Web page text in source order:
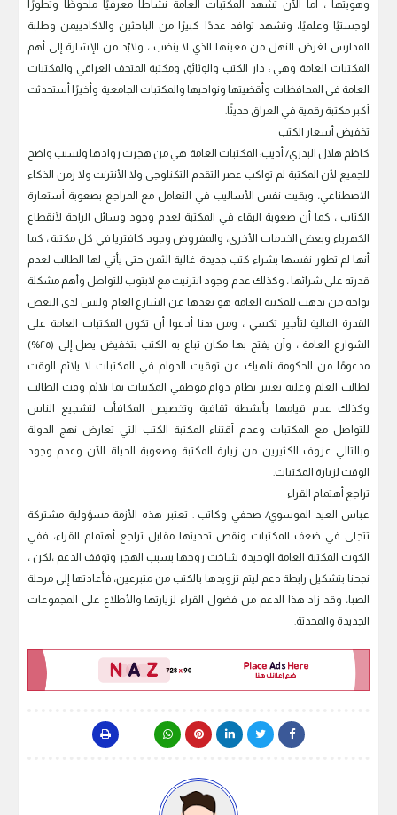
وهويتها ، أما الآن تشهد المكتبات العامة نشاطاً معرفيًا ملحوظًا وتطورًا
لوجستيًا وعلميًا، وتشهد توافد عددًا كبيرًا من الباحثين والاكادييمن وطلبة
المدارس لغرض النهل من معينها الذي لا ينضب ، ولابّد من الإشارة إلى أهم
المكتبات العامة وهي : دار الكتب والوثائق ومكتبة المتحف العراقي والمكتبات
العامة في المحافظات وأقضيتها ونواحيها والمكتبات الجامعية وأخيرًا أستحدثت
أكبر مكتبة رقمية في العراق حديثًا.
تخفيض أسعار الكتب
كاظم هلال البدري/ أديب: المكتبات العامة هي من هجرت روادها ولسبب واضح
للجميع لأن المكتبة لم تواكب عصر التقدم التكنلوجي ولا الأنترنت ولا زمن الذكاء
الاصطناعي، وبقيت نفس الأساليب في التعامل مع المراجع بصعوبة أستعارة
الكتاب ، كما أن صعوبة البقاء في المكتبة لعدم وجود وسائل الراحة لأنقطاع
الكهرباء وبعض الخدمات الأخرى، والمفروض وجود كافتريا في كل مكتبة ، كما
أنها لم تطور نفسها بشراء كتب جديدة غالية الثمن حتى يأتي لها الطالب لعدم
قدرته على شرائها ، وكذلك عدم وجود انترنيت مع لابتوب للتواصل وأهم مشكلة
تواجه من يذهب للمكتبة العامة هو بعدها عن الشارع العام وليس لدى البعض
القدرة المالية لتأجير تكسي ، ومن هنا أدعوا أن تكون المكتبات العامة على
الشوارع العامة ، وأن يفتح بها مكان تباع به الكتب بتخفيض يصل إلى (٢٥%)
مدعومًا من الحكومة ناهيك عن توقيت الدوام في المكتبات لا يلائم الوقت
لطالب العلم وعليه تغيير نظام دوام موظفي المكتبات بما يلائم وقت الطالب
وكذلك عدم قيامها بأنشطة ثقافية وتخصيص المكافأت لتشجيع الناس
للتواصل مع المكتبات وعدم أقتناء المكتبة الكتب التي تعارض نهج الدولة
وبالتالي عزوف الكثيرين من زيارة المكتبة وصعوبة الحياة الآن وعدم وجود
الوقت لزيارة المكتبات.
تراجع أهتمام القراء
عباس العيد الموسوي/ صحفي وكاتب : تعتبر هذه الأزمة مسؤولية مشتركة
تتجلى في ضعف المكتبات ونقص تحديثها مقابل تراجع أهتمام القراء، ​ففي
الكوت المكتبة العامة الوحيدة شاخت روحها بسبب الهجر وتوقف الدعم ،​لكن ،
نجحنا بتشكيل رابطة دعم ليتم تزويدها بالكتب من متبرعين، فأعادتها إلى مرحلة
الصبا، وقد زاد هذا الدعم من فضول القراء لزيارتها والأطلاع على المجموعات
الجديدة والمحدثة.